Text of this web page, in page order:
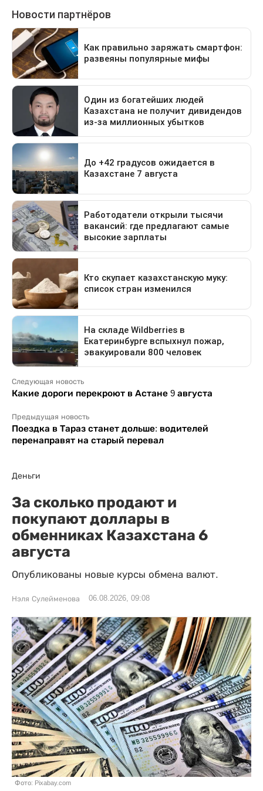
Следующая новость
Какие дороги перекроют в Астане 9 августа
Предыдущая новость
Поездка в Тараз станет дольше: водителей
перенаправят на старый перевал
Деньги
За сколько продают и
покупают доллары в
обменниках Казахстана 6
августа
Опубликованы новые курсы обмена валют.
Нэля Сулейменова 06.08.2026, 09:08
Фото: Pixabay.com